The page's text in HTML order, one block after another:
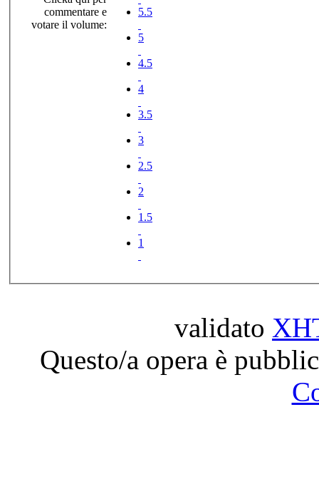
commentare e
votare il volume:
5.5
5
4.5
4
3.5
3
2.5
2
1.5
1
validato
Questo/a opera è